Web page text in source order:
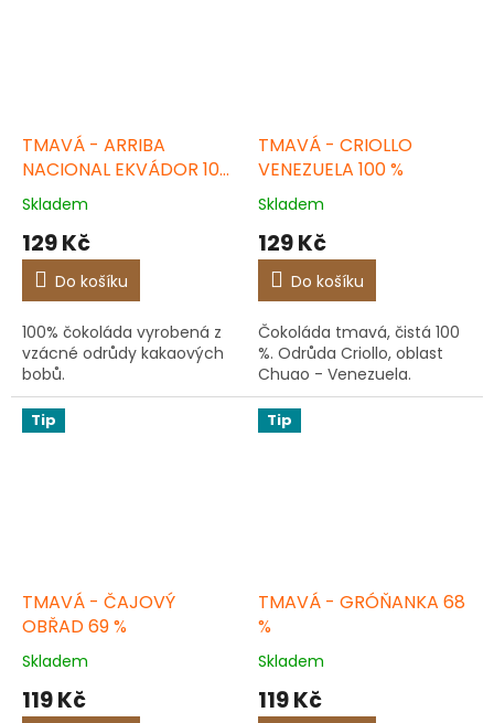
TMAVÁ - ARRIBA
NACIONAL EKVÁDOR 100
%
Skladem
129 Kč
Do košíku
100% čokoláda vyrobená z
vzácné odrůdy kakaových
bobů.
TMAVÁ - CRIOLLO
VENEZUELA 100 %
Skladem
129 Kč
Do košíku
Čokoláda tmavá, čistá 100
%. Odrůda Criollo, oblast
Chuao - Venezuela.
Tip
TMAVÁ - ČAJOVÝ
OBŘAD 69 %
Skladem
119 Kč
Tip
TMAVÁ - GRÓŇANKA 68
%
Skladem
119 Kč